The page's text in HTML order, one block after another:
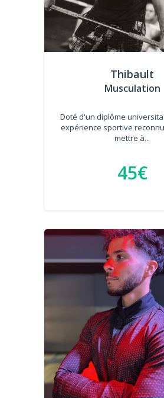
Thibault
Musculation
Doté d'un diplôme
expérience sportive
mettre à...
45€